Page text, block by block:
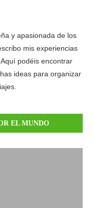
y apasionada de los
mis experiencias
podéis encontrar
ideas para organizar
EL MUNDO